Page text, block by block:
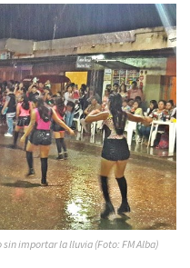
importar la lluvia (Foto: FM Alba)